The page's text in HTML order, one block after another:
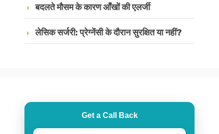
बदलते मौसम के कारण आँखों की एलर्जी
लेसिक सर्जरी: प्रेग्नेंसी के दौरान सुरक्षित या नहीं?
Get a Call Back